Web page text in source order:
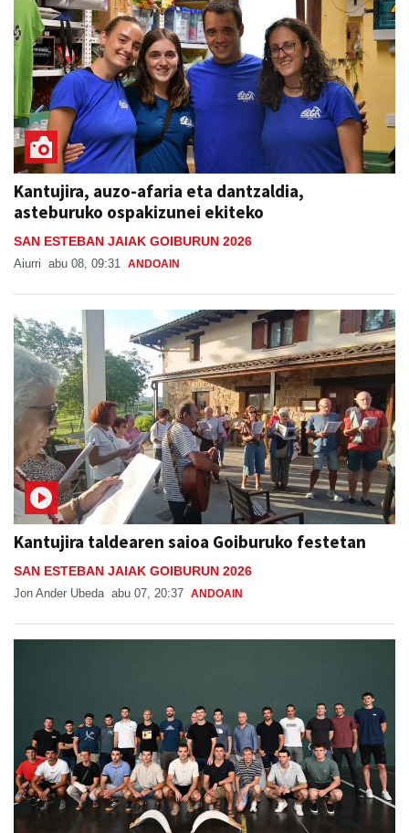
Kantujira, auzo-afaria eta dantzaldia,
asteburuko ospakizunei ekiteko
SAN ESTEBAN JAIAK GOIBURUN 2026
Aiurri abu 08, 09:31 ANDOAIN
Kantujira taldearen saioa Goiburuko festetan
SAN ESTEBAN JAIAK GOIBURUN 2026
Jon Ander Ubeda abu 07, 20:37 ANDOAIN